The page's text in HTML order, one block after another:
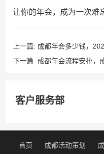
让你的年会，成为一次难
上一篇: 成都年会多少钱，
下一篇: 成都年会流程安排，
客户服务部
首页 成都活动策划